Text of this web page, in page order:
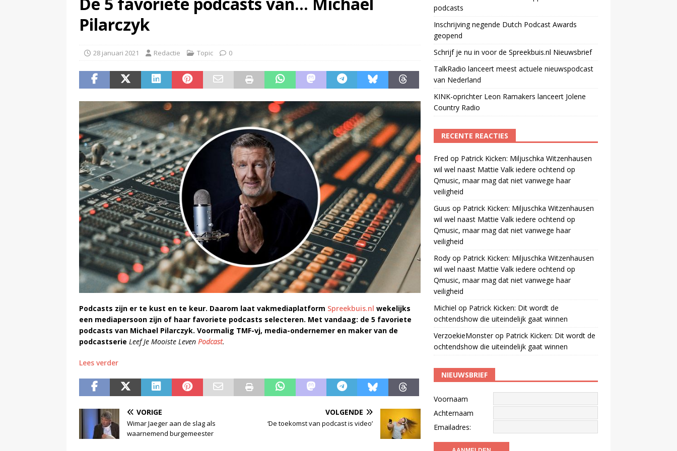
Televisie wint snel terrein als apparaat voor podcasts
Pilarczyk
28 januari 2021 Redactie Topic 0
Podcasts zijn er te kust en te keur. Daarom laat vakmediaplatform Spreekbuis.nl wekelijks
een mediapersoon zijn of haar favoriete podcasts selecteren. Met vandaag: de 5 favoriete
podcasts van Michael Pilarczyk. Voormalig TMF-vj, media-ondernemer en maker van de
podcastserie Leef Je Mooiste Leven Podcast.
Lees verder
VORIGE
Wimar Jaeger aan de slag als
waarnemend burgemeester
VOLGENDE
‘De toekomst van podcast is video’
podcasts
Inschrijving negende Dutch Podcast Awards
geopend
Schrijf je nu in voor de Spreekbuis.nl Nieuwsbrief
TalkRadio lanceert meest actuele nieuwspodcast
van Nederland
KINK-oprichter Leon Ramakers lanceert Jolene
Country Radio
RECENTE REACTIES
Fred op Patrick Kicken: Miljuschka Witzenhausen
wil wel naast Mattie Valk iedere ochtend op
Qmusic, maar mag dat niet vanwege haar
veiligheid
Guus op Patrick Kicken: Miljuschka Witzenhausen
wil wel naast Mattie Valk iedere ochtend op
Qmusic, maar mag dat niet vanwege haar
veiligheid
Rodyop Patrick Kicken: Miljuschka Witzenhausen
wil wel naast Mattie Valk iedere ochtend op
Qmusic, maar mag dat niet vanwege haar
veiligheid
Michiel op Patrick Kicken: Dit wordt de
ochtendshow die uiteindelijk gaat winnen
VerzoekieMonsterop Patrick Kicken: Dit wordt de
ochtendshow die uiteindelijk gaat winnen
NIEUWSBRIEF
Voornaam
Achternaam
Emailadres: